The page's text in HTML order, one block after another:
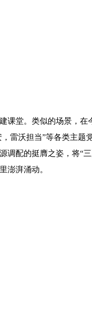
课堂。类似的场景，
雷沃担当”等各类主题
调配的挺膺之姿，将“
澎湃涌动。